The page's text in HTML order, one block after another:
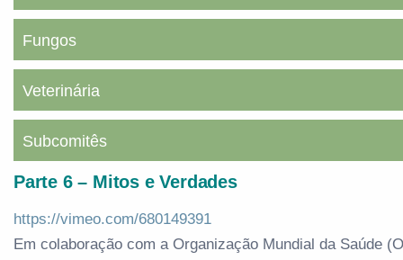
Fungos
Veterinária
Subcomitês
Parte 6 – Mitos e Verdades
https://vimeo.com/680149391
Em colaboração com a Organização Mundial da Saúde